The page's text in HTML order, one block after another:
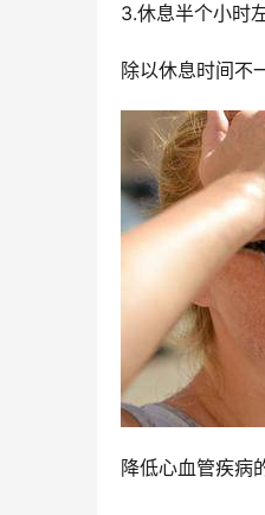
3.休息半个小时
除以休息时间不
降低心血管疾病